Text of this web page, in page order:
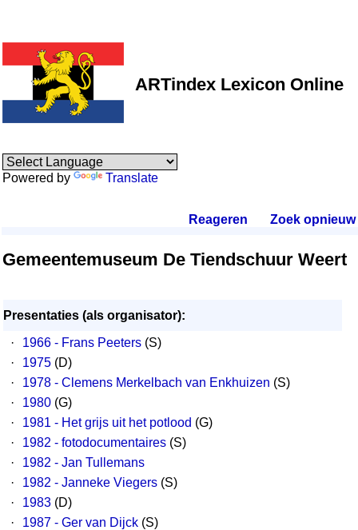
ARTindex Lexicon Online
Powered by Translate
Reageren Zoek opnieuw.
Gemeentemuseum De Tiendschuur Weert
Presentaties (als organisator):
·
1966 - Frans Peeters (S)
·
1975 (D)
·
1978 - Clemens Merkelbach van Enkhuizen (S)
·
1980 (G)
·
1981 - Het grijs uit het potlood (G)
·
1982 - fotodocumentaires (S)
·
1982 - Jan Tullemans
·
1982 - Janneke Viegers (S)
·
1983 (D)
·
1987 - Ger van Dijck (S)